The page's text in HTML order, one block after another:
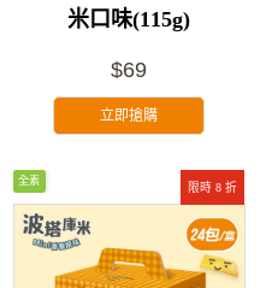
米口味(115g)
$69
立即搶購
限時 8 折
全素